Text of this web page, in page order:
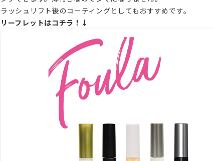
ラッシュリフト後のコーティングとしてもおすすめです。
リーフレットはコチラ！↓